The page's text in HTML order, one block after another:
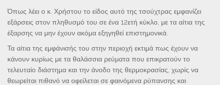
Όπως λέει ο κ. Χρήστου το είδος αυτό της τσούχτρας εμφανίζει
εξάρσεις στον πληθυσμό του σε ένα 12ετή κύκλο, με τα αίτια της
έξαρσης να μην έχουν ακόμα εξηγηθεί επιστημονικά.
Τα αίτια της εμφάνισής του στην περιοχή εκτιμά πως έχουν να
κάνουν κυρίως με τα θαλάσσια ρεύματα που επικρατούν το
τελευταίο διάστημα και την άνοδο της θερμοκρασίας, χωρίς να
θεωρείται πιθανό να οφείλεται σε φαινόμενα ρύπανσης και